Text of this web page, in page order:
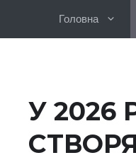
Головна
У 2026